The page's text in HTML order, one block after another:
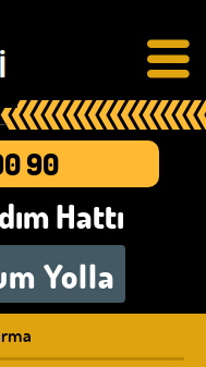
90
Hattı
Yolla